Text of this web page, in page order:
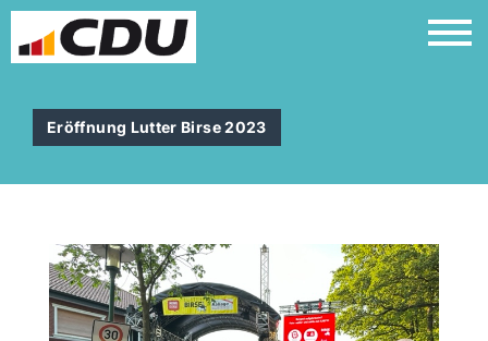
Eröffnung Lutter Birse 2023